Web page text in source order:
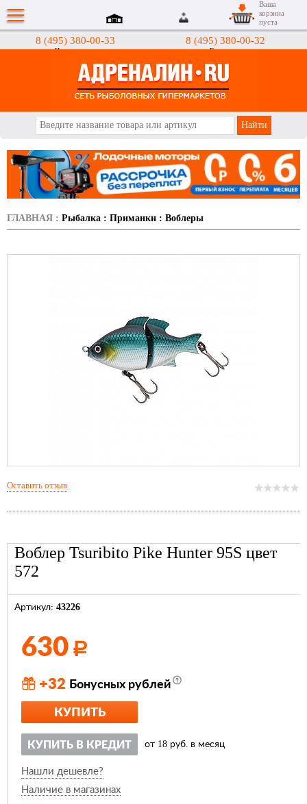
8 (495) 380-00-33
Интернет-магазин
8 (495) 380-00-32
Гипермаркеты
Ваша
корзина
пуста
ГЛАВНАЯ : Рыбалка : Приманки : Воблеры
Воблер Tsuribito Pike Hunter 95S цвет
572
Артикул: 43226
630 Р
+32 Бонусных рублей
КУПИТЬ
КУПИТЬ В КРЕДИТ от 18 руб. в месяц
Нашли дешевле?
Наличие в магазинах
Оставить отзыв